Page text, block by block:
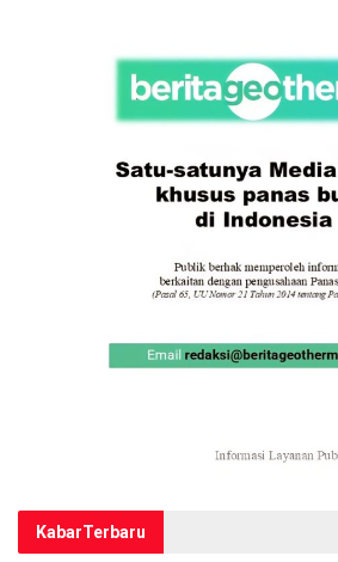
KabarTerbaru